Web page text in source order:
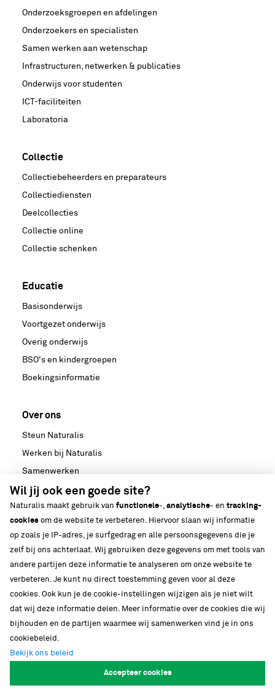
Onderzoeksgroepen en afdelingen
Onderzoekers en specialisten
Samen werken aan wetenschap
Infrastructuren, netwerken & publicaties
Onderwijs voor studenten
ICT-faciliteiten
Laboratoria
Collectie
Collectiebeheerders en preparateurs
Collectiediensten
Deelcollecties
Collectie online
Collectie schenken
Educatie
Basisonderwijs
Voortgezet onderwijs
Overig onderwijs
BSO's en kindergroepen
Boekingsinformatie
Over ons
Steun Naturalis
Werken bij Naturalis
Samenwerken
Nieuws
Media
Strategische partnerschappen
Ons gebouw
Biodiversiteit
Volg onze verhalen
Wil jij ook een goede site?
Naturalis maakt gebruik van functionele-, analytische- en tracking-
cookies om de website te verbeteren. Hiervoor slaan wij informatie
op zoals je IP-adres, je surfgedrag en alle persoonsgegevens die je
zelf bij ons achterlaat. Wij gebruiken deze gegevens om met tools van
andere partijen deze informatie te analyseren om onze website te
verbeteren. Je kunt nu direct toestemming geven voor al deze
cookies. Ook kun je de cookie-instellingen wijzigen als je niet wilt
dat wij deze informatie delen. Meer informatie over de cookies die wij
bijhouden en de partijen waarmee wij samenwerken vind je in ons
cookiebeleid.
Bekijk ons beleid
Accepteer cookies